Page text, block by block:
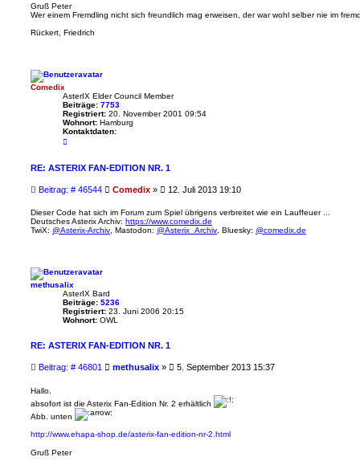
Gruß Peter
Wer einem Fremdling nicht sich freundlich mag erweisen, der war wohl selber nie im
Rückert, Friedrich
Comedix
AsterIX Elder Council Member
Beiträge: 7753
Registriert: 20. November 2001 09:54
Wohnort: Hamburg
Kontaktdaten:
t
t
a
t
e
n
C
o
m
e
d
i
x
RE: ASTERIX FAN-EDITION NR. 1
Beitrag: # 46544B
i
t
r
Comedix » 12. Juli 2013 19:10
Dieser Code hat sich im Forum zum Spiel übrigens verbreitet wie ein Lauffeuer ...
Deutsches Asterix Archiv: https://www.comedix.de
TwiX: @Asterix-Archiv , Mastodon: @Asterix_Archiv , Bluesky: @comedix.de
methusalix
AsterIX Bard
Beiträge: 5236
Registriert: 23. Juni 2006 20:15
Wohnort: OWL
RE: ASTERIX FAN-EDITION NR. 1
Beitrag: # 46801 B
r
g
methusalix » 5. September 2013 15:37
Hallo,
absofort ist die Asterix Fan-Edition Nr. 2 erhältlich
Abb. unten
http://www.ehapa-shop.de/asterix-fan-edition-nr-2.html
Gruß Peter